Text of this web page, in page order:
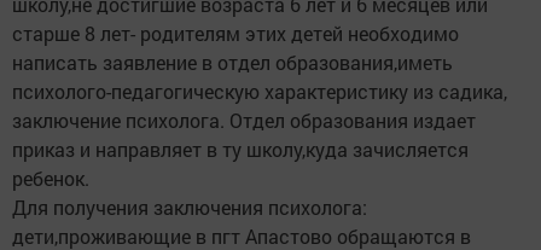
старше 8 лет- родителям этих детей необходимо
написать заявление в отдел образования,иметь
психолого-педагогическую характеристику из садика,
заключение психолога. Отдел образования издает
приказ и направляет в ту школу,куда зачисляется
ребенок.
Для получения заключения психолога:
дети,проживающие в пгт Апастово обращаются в